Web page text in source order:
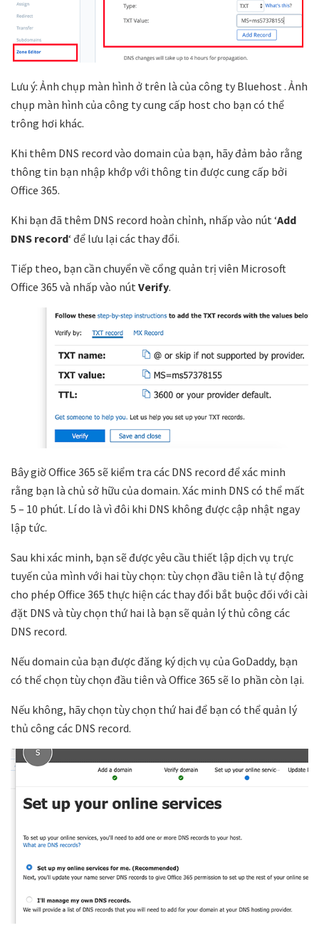
Lưu ý: Ảnh chụp màn hình ở trên là của công ty Bluehost . Ảnh
chụp màn hình của công ty cung cấp host cho bạn có thể
trông hơi khác.
Khi thêm DNS record vào domain của bạn, hãy đảm bảo rằng
thông tin bạn nhập khớp với thông tin được cung cấp bởi
Office 365.
Khi bạn đã thêm DNS record hoàn chỉnh, nhấp vào nút ‘Add
DNS record‘ để lưu lại các thay đổi.
Tiếp theo, bạn cần chuyển về cổng quản trị viên Microsoft
Office 365 và nhấp vào nút Verify.
Bây giờ Office 365 sẽ kiểm tra các DNS record để xác minh
rằng bạn là chủ sở hữu của domain. Xác minh DNS có thể mất
5 – 10 phút. Lí do là vì đôi khi DNS không được cập nhật ngay
lập tức.
Sau khi xác minh, bạn sẽ được yêu cầu thiết lập dịch vụ trực
tuyến của mình với hai tùy chọn: tùy chọn đầu tiên là tự động
cho phép Office 365 thực hiện các thay đổi bắt buộc đối với cài
đặt DNS và tùy chọn thứ hai là bạn sẽ quản lý thủ công các
DNS record.
Nếu domain của bạn được đăng ký dịch vụ của GoDaddy, bạn
có thể chọn tùy chọn đầu tiên và Office 365 sẽ lo phần còn lại.
Nếu không, hãy chọn tùy chọn thứ hai để bạn có thể quản lý
thủ công các DNS record.